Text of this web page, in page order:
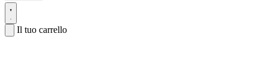
Il tuo carrello